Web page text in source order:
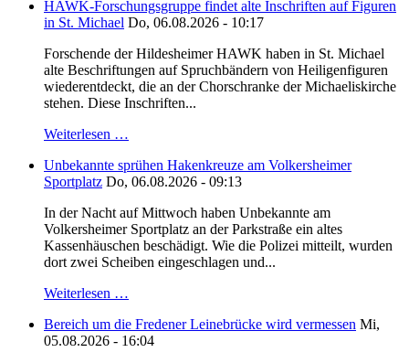
HAWK-Forschungsgruppe findet alte Inschriften auf Figuren
in St. Michael Do, 06.08.2026 - 10:17
Forschende der Hildesheimer HAWK haben in St. Michael
alte Beschriftungen auf Spruchbändern von Heiligenfiguren
wiederentdeckt, die an der Chorschranke der Michaeliskirche
stehen. Diese Inschriften...
Weiterlesen …
Unbekannte sprühen Hakenkreuze am Volkersheimer
Sportplatz Do, 06.08.2026 - 09:13
In der Nacht auf Mittwoch haben Unbekannte am
Volkersheimer Sportplatz an der Parkstraße ein altes
Kassenhäuschen beschädigt. Wie die Polizei mitteilt, wurden
dort zwei Scheiben eingeschlagen und...
Weiterlesen …
Bereich um die Fredener Leinebrücke wird vermessen Mi,
05.08.2026 - 16:04